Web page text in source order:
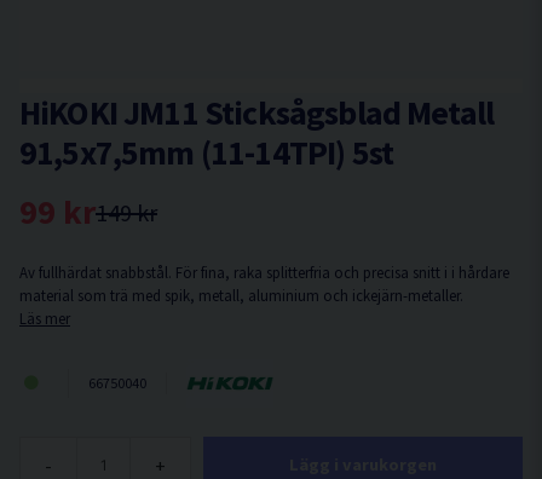
HiKOKI JM11 Sticksågsblad Metall
91,5x7,5mm (11-14TPI) 5st
149 kr
99 kr
Av fullhärdat snabbstål. För fina, raka splitterfria och precisa snitt i i hårdare
material som trä med spik, metall, aluminium och ickejärn-metaller.
Läs mer
66750040
- +